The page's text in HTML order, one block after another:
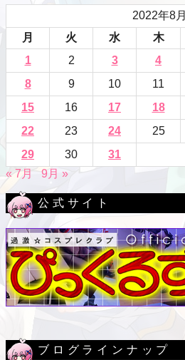
2022年8月
月
火 水 木
1
2 3 4
8
9 10 11
15
16 17 18
22
23 24 25
29
30
31
« 7月
9月 »
公式サイト
ブログラインナップ